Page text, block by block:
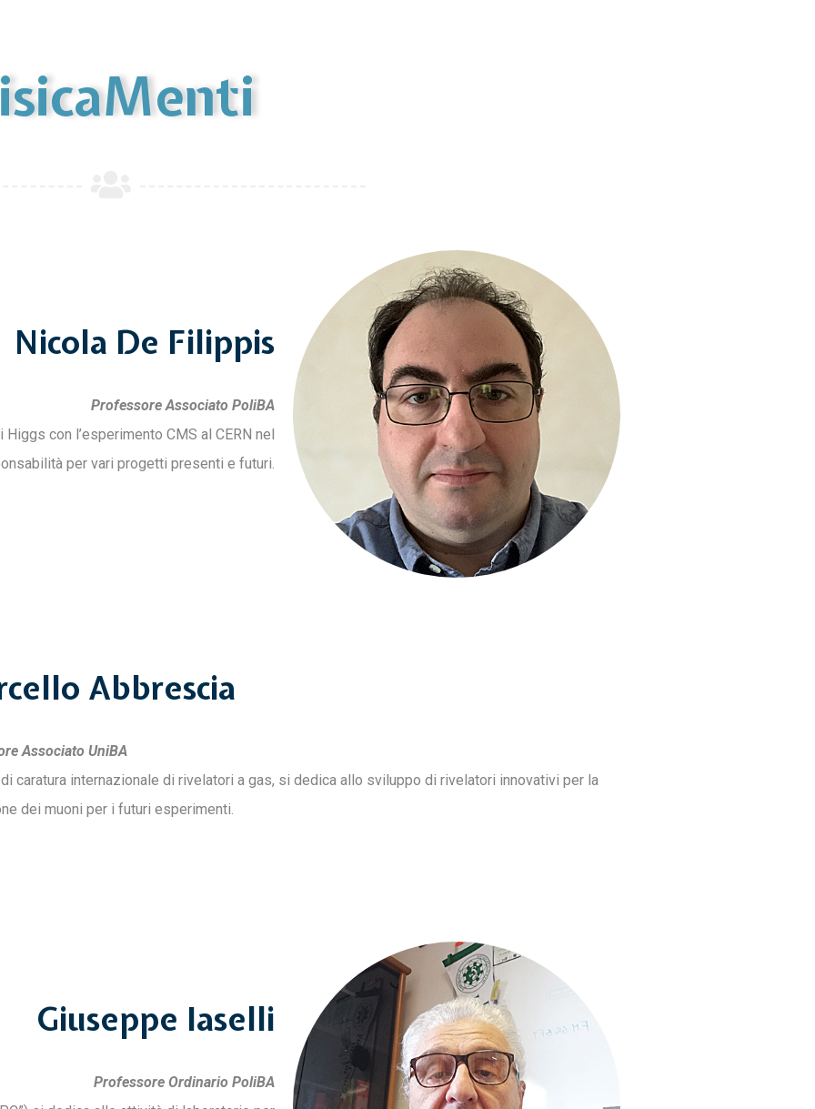
Nicola De Filippis
Professore Associato PoliBA
con l’esperimento CMS al CERN nel
per vari progetti presenti e futuri.
Abbrescia
Associato UniBA
caratura internazionale di rivelatori a gas, si dedica allo sviluppo di rivelatori innovativi per la
dei muoni per i futuri esperimenti.
Giuseppe Iaselli
Professore Ordinario PoliBA